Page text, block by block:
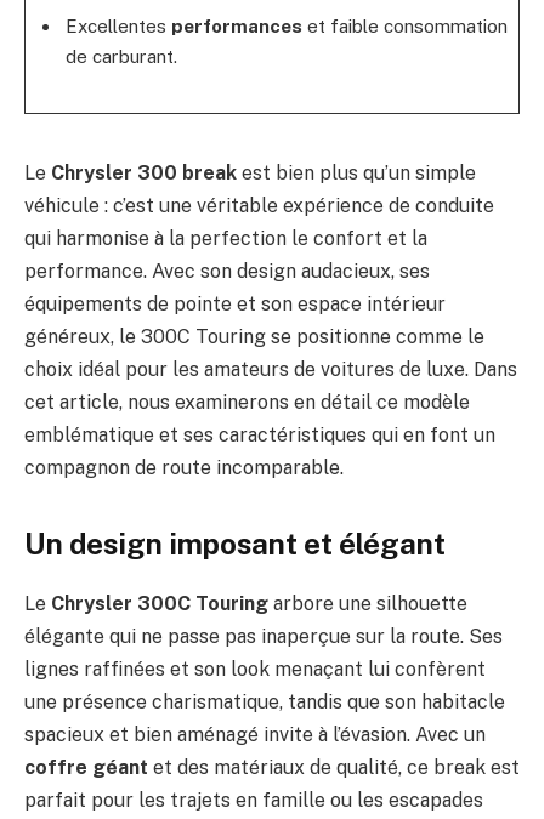
Excellentes performances et faible consommation
de carburant.
Le Chrysler 300 break est bien plus qu’un simple
véhicule : c’est une véritable expérience de conduite
qui harmonise à la perfection le confort et la
performance. Avec son design audacieux, ses
équipements de pointe et son espace intérieur
généreux, le 300C Touring se positionne comme le
choix idéal pour les amateurs de voitures de luxe. Dans
cet article, nous examinerons en détail ce modèle
emblématique et ses caractéristiques qui en font un
compagnon de route incomparable.
Un design imposant et élégant
Le Chrysler 300C Touring arbore une silhouette
élégante qui ne passe pas inaperçue sur la route. Ses
lignes raffinées et son look menaçant lui confèrent
une présence charismatique, tandis que son habitacle
spacieux et bien aménagé invite à l’évasion. Avec un
coffre géant et des matériaux de qualité, ce break est
parfait pour les trajets en famille ou les escapades